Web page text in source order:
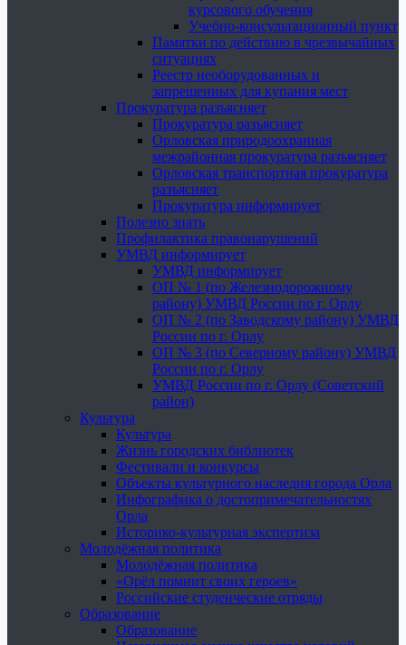
курсового обучения
Учебно-консультационный пункт
Памятки по действию в чрезвычайных
ситуациях
Реестр необорудованных и
запрещенных для купания мест
Прокуратура разъясняет
Прокуратура разъясняет
Орловская природоохранная
межрайонная прокуратура разъясняет
Орловская транспортная прокуратура
разъясняет
Прокуратура информирует
Полезно знать
Профилактика правонарушений
УМВД информирует
УМВД информирует
ОП № 1 (по Железнодорожному
району) УМВД России по г. Орлу
ОП № 2 (по Заводскому району) УМВД
России по г. Орлу
ОП № 3 (по Северному району) УМВД
России по г. Орлу
УМВД России по г. Орлу (Советский
район)
Культура
Культура
Жизнь городских библиотек
Фестивали и конкурсы
Объекты культурного наследия города Орла
Инфографика о достопримечательностях
Орла
Историко-культурная экспертиза
Молодёжная политика
Молодёжная политика
«Орёл помнит своих героев»
Российские студенческие отряды
Образование
Образование